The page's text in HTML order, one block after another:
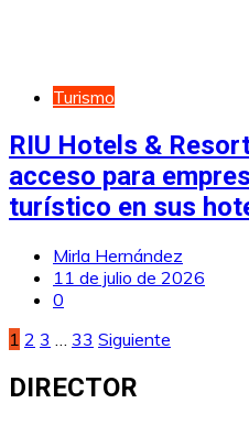
Turismo
RIU Hotels &
acceso para
turístico en sus
Mirla Hernández
11 de julio de 2026
0
Paginación
de
entradas
1 2 3 33 Siguiente
DIRECTOR